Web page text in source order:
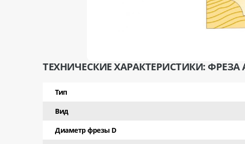
ТЕХНИЧЕСКИЕ ХАРАКТЕРИСТИКИ: ФРЕЗА
Тип
Вид
Диаметр фрезы D